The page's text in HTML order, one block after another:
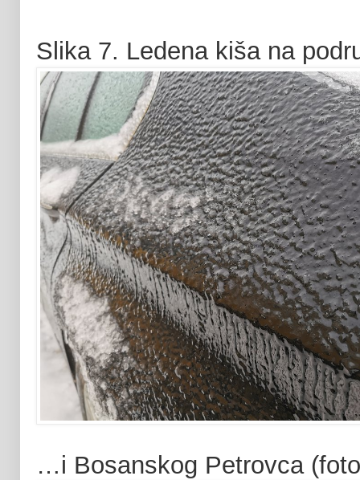
Slika 7. Ledena kiša na
…i Bosanskog Petrovca